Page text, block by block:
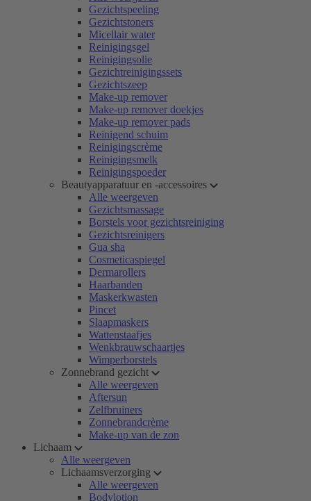
Gezichtspeeling
Gezichtstoners
Micellair water
Reinigingsgel
Reinigingsolie
Gezichtreinigingssets
Gezichtszeep
Make-up remover
Make-up remover doekjes
Make-up remover pads
Reinigend schuim
Reinigingscrème
Reinigingsmelk
Reinigingspoeder
Beautyapparatuur en -accessoires
Alle weergeven
Gezichtsmassage
Borstels voor gezichtsreiniging
Gezichtsreinigers
Gua sha
Cosmeticaspiegel
Dermarollers
Haarbanden
Maskerkwasten
Pincet
Slaapmaskers
Wattenstaafjes
Wenkbrauwschaartjes
Wimperborstels
Zonnebrand gezicht
Alle weergeven
Aftersun
Zelfbruiners
Zonnebrandcrème
Make-up van de zon
Lichaam
Alle weergeven
Lichaamsverzorging
Alle weergeven
Bodylotion